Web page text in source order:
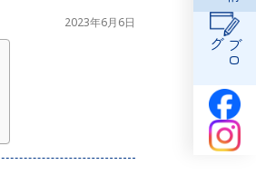
ブ
ロ
グ
2023年6月6日